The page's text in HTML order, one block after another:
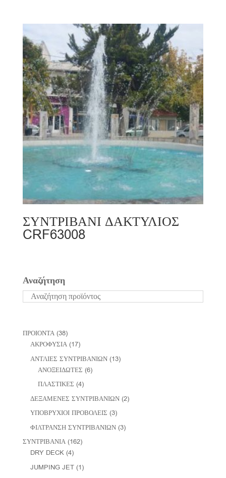
ΣΥΝΤΡΙΒΑΝΙ ΔΑΚΤΥΛΙΟΣ
CRF63008
Αναζήτηση
ΠΡΟΙΟΝΤΑ (38)
ΑΚΡΟΦΥΣΙΑ (17)
ΑΝΤΛΙΕΣ ΣΥΝΤΡΙΒΑΝΙΩΝ (13)
ΑΝΟΞΕΙΔΩΤΕΣ (6)
ΠΛΑΣΤΙΚΕΣ (4)
ΔΕΞΑΜΕΝΕΣ ΣΥΝΤΡΙΒΑΝΙΩΝ (2)
ΥΠΟΒΡΥΧΙΟΙ ΠΡΟΒΟΛΕΙΣ (3)
ΦΙΛΤΡΑΝΣΗ ΣΥΝΤΡΙΒΑΝΙΩΝ (3)
ΣΥΝΤΡΙΒΑΝΙΑ (162)
DRY DECK (4)
JUMPING JET (1)